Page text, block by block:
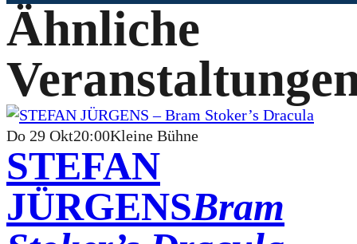
Ähnliche
Do 29 Okt20:00Kleine Bühne
STEFAN
JÜRGENSBram